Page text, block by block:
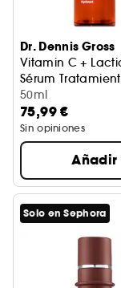
Dr. Dennis Gross
Vitamin C +
Sérum
50ml
75,99 €
Sin opiniones
Añadir
Solo en Sephora